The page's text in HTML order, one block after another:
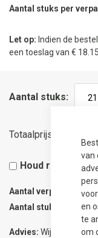
van
en
te
om
Aantal stuks per
Let op: Indien de
een toeslag van € 18.15.
Aantal stuks
Totaalprijs
Houd rekening
Aantal verpakkingen
Aantal stuks
Advies: Wij adviseren